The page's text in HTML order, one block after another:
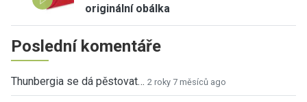
originální obálka
Poslední komentáře
Thunbergia se dá pěstovat… 2 roky 7 měsíců ago